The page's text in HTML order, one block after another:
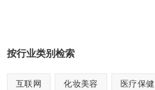
按行业类别检索
互联网 化妆美容 医疗保健